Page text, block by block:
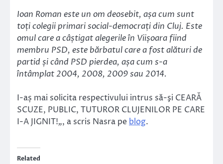
Ioan Roman este un om deosebit, așa cum sunt
toți colegii primari social-democrați din Cluj. Este
omul care a câștigat alegerile în Viișoara fiind
membru PSD, este bărbatul care a fost alături de
partid și când PSD pierdea, așa cum s-a
întâmplat 2004, 2008, 2009 sau 2014.
I-aș mai solicita respectivului intrus să-şi CEARĂ
SCUZE, PUBLIC, TUTUROR CLUJENILOR PE CARE
I-A JIGNIT!„, a scris Nasra pe blog.
Related